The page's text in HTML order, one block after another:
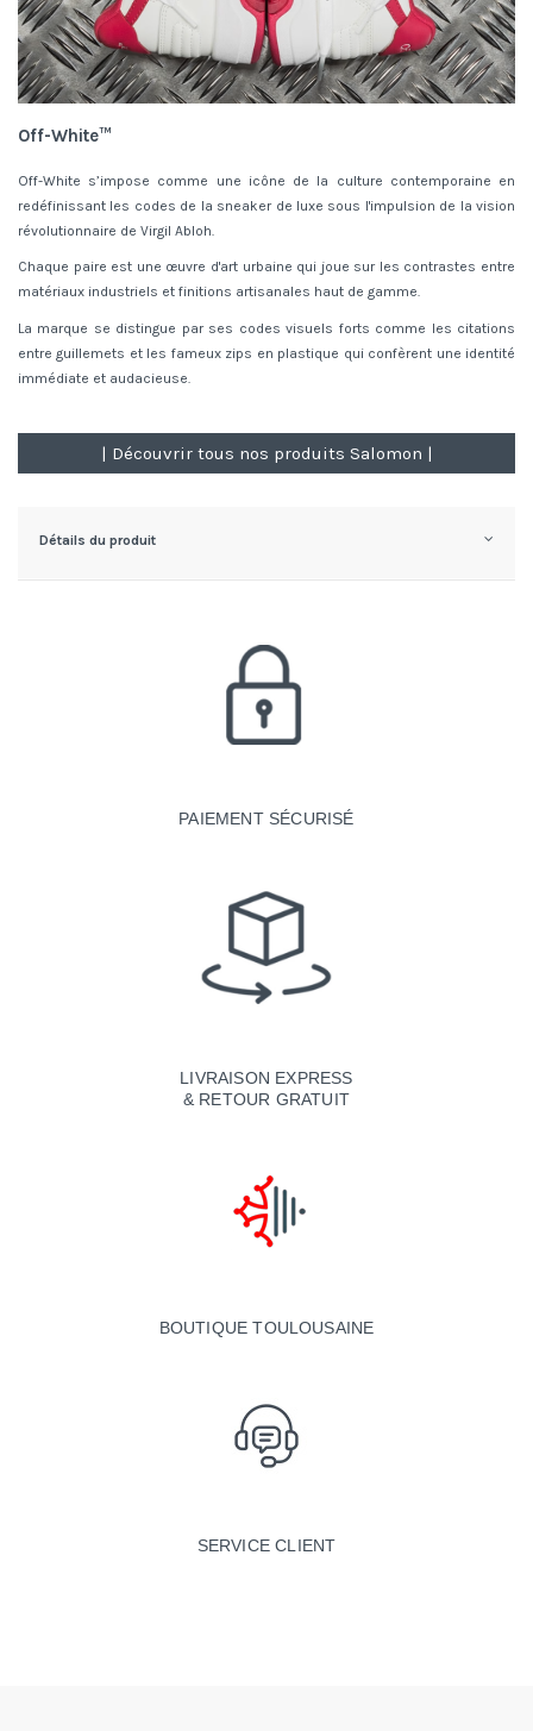
Off-White™
Off-White s’impose comme une icône de la culture contemporaine en
redéfinissant les codes de la sneaker de luxe sous l'impulsion de la vision
révolutionnaire de Virgil Abloh.
Chaque paire est une œuvre d'art urbaine qui joue sur les contrastes entre
matériaux industriels et finitions artisanales haut de gamme.
La marque se distingue par ses codes visuels forts comme les citations
entre guillemets et les fameux zips en plastique qui confèrent une identité
immédiate et audacieuse.
| Découvrir tous nos produits Salomon |
Détails du produit
PAIEMENT SÉCURISÉ
LIVRAISON EXPRESS
& RETOUR GRATUIT
BOUTIQUE TOULOUSAINE
SERVICE CLIENT